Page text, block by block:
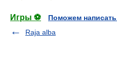
Игры ⚽
Поможем
Raja alba